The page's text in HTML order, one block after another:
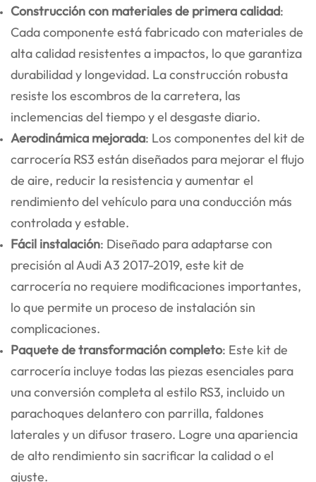
Construcción con materiales de primera calidad:
Cada componente está fabricado con materiales de
alta calidad resistentes a impactos, lo que garantiza
durabilidad y longevidad. La construcción robusta
resiste los escombros de la carretera, las
inclemencias del tiempo y el desgaste diario.
Aerodinámica mejorada: Los componentes del kit de
carrocería RS3 están diseñados para mejorar el flujo
de aire, reducir la resistencia y aumentar el
rendimiento del vehículo para una conducción más
controlada y estable.
Fácil instalación: Diseñado para adaptarse con
precisión al Audi A3 2017-2019, este kit de
carrocería no requiere modificaciones importantes,
lo que permite un proceso de instalación sin
complicaciones.
Paquete de transformación completo: Este kit de
carrocería incluye todas las piezas esenciales para
una conversión completa al estilo RS3, incluido un
parachoques delantero con parrilla, faldones
laterales y un difusor trasero. Logre una apariencia
de alto rendimiento sin sacrificar la calidad o el
ajuste.